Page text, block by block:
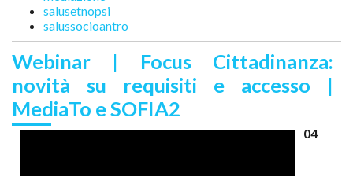
salusetnopsi
salussocioantro
Webinar | Focus Cittadinanza:
novità su requisiti e accesso |
MediaTo e SOFIA2
04